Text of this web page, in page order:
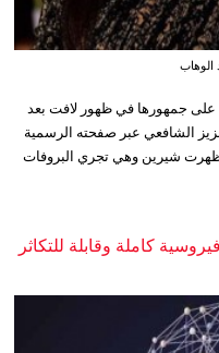
الوهاب
جمهورها في ظهور لافت بعد
الشافعي عبر صفحته الرسمية
شيرين وهي تجري البروفات
كاملة وقابلة للتكاثر